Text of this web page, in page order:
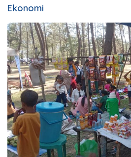
Ekonomi